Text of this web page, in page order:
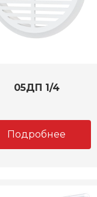
05ДП 1/4
Подробнее